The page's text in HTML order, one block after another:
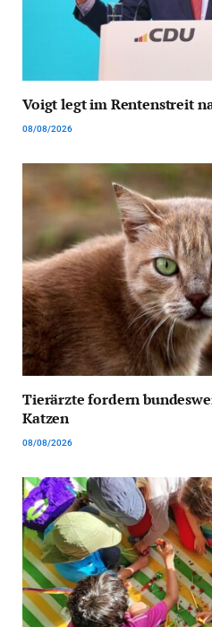
Voigt legt im Rentenstreit
08/08/2026
Tierärzte fordern
Katzen
08/08/2026